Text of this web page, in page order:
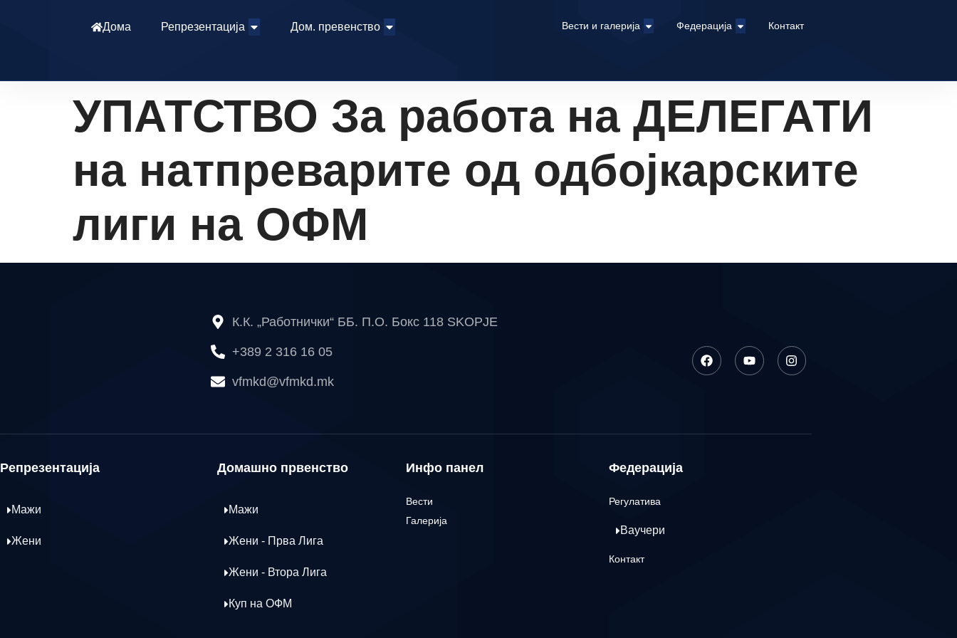
Дома Репрезентација Дом. превенство Вести и галерија Федерација Контакт
УПАТСТВО За работа на ДЕЛЕГАТИ
на натпреварите од одбојкарските
лиги на ОФМ
К.К. „Работнички“ ББ. П.О. Бокс 118 SKOPJE
+389 2 316 16 05
vfmkd@vfmkd.mk
Репрезентација
Мажи
Жени
Домашно првенство
Мажи
Жени - Прва Лига
Жени - Втора Лига
Куп на ОФМ
Инфо панел
Вести
Галерија
Федерација
Регулатива
Ваучери
Контакт